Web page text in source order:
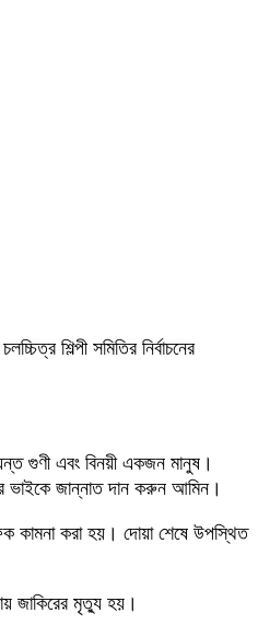
শিল্পী সমিতির নির্বাচনের
গুণী এবং বিনয়ী একজন মানুষ।
ভাইকে জান্নাত দান করুন আমিন।
কামনা করা হয়। দোয়া শেষে উপস্থিত
জাকিরের মৃত্যু হয়।